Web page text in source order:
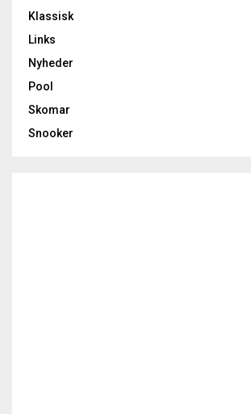
Klassisk
Links
Nyheder
Pool
Skomar
Snooker